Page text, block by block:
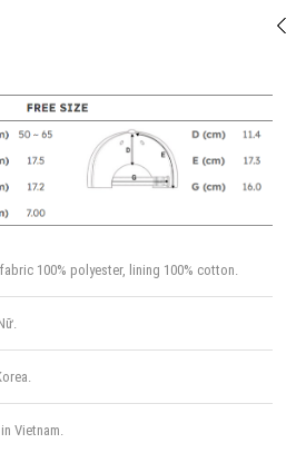
100% polyester, lining 100% cotton.
Vietnam.